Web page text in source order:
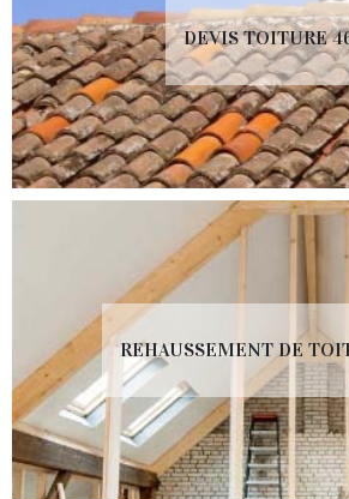
DEVIS TOITURE
REHAUSSEMENT DE